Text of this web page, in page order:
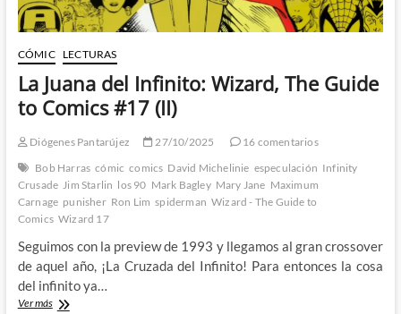
CÓMIC LECTURAS
La Juana del Infinito: Wizard, The Guide
to Comics #17 (II)
Diógenes Pantarújez 27/10/2025
16 comentarios
Bob Harras cómic comics David Michelinie especulación Infinity
Crusade Jim Starlin los 90 Mark Bagley Mary Jane Maximum
Carnage punisher Ron Lim spiderman Wizard - The Guide to
Comics Wizard 17
Seguimos con la preview de 1993 y llegamos al gran crossover
de aquel año, ¡La Cruzada del Infinito! Para entonces la cosa
del infinito ya…
Ver másLa